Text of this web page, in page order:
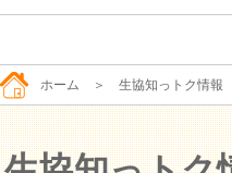
ホーム ＞ 生協知っトク情報